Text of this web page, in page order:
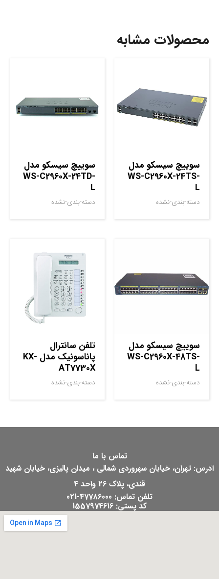
محصولات مشابه
سوييچ سيسکو مدل
WS-C2960X-24TS-
L
دسته-بندی-نشده
سوييچ سيسکو مدل
WS-C2960X-24TD-
L
دسته-بندی-نشده
سوييچ سيسکو مدل
WS-C2960X-48TS-
L
دسته-بندی-نشده
تلفن سانترال
پاناسونیک مدل KX-
AT7730X
دسته-بندی-نشده
تماس با ما
آدرس: تهران، خیابان سهروردی شمالی ، میدان پالیزی، خیابان شهید
قندی، پلاک 26 واحد 4
تلفن تماس: 47786000-021
کد پستی: 1557974616